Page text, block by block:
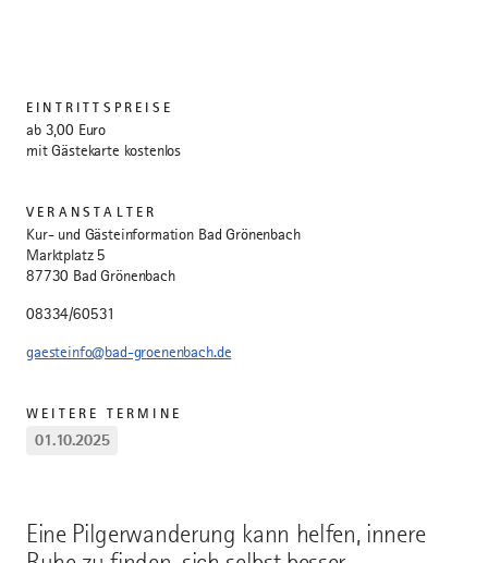
Eine Pilgerwanderung kann helfen, innere
EINTRITTSPREISE
ab 3,00 Euro
mit Gästekarte kostenlos
VERANSTALTER
Kur- und Gästeinformation Bad Grönenbach
Marktplatz 5
87730 Bad Grönenbach
08334/60531
gaesteinfo@bad-groenenbach.de
WEITERE TERMINE
01.10.2025